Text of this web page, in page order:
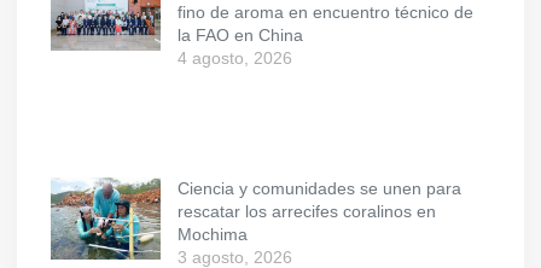
fino de aroma en encuentro técnico de
la FAO en China
4 agosto, 2026
Ciencia y comunidades se unen para
rescatar los arrecifes coralinos en
Mochima
3 agosto, 2026